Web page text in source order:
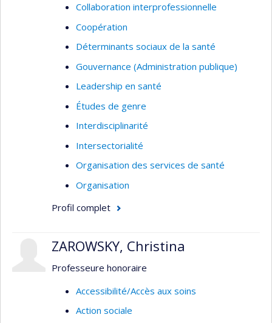
Collaboration interprofessionnelle
Coopération
Déterminants sociaux de la santé
Gouvernance (Administration publique)
Leadership en santé
Études de genre
Interdisciplinarité
Intersectorialité
Organisation des services de santé
Organisation
Profil complet
ZAROWSKY, Christina
Professeure honoraire
Accessibilité/Accès aux soins
Action sociale